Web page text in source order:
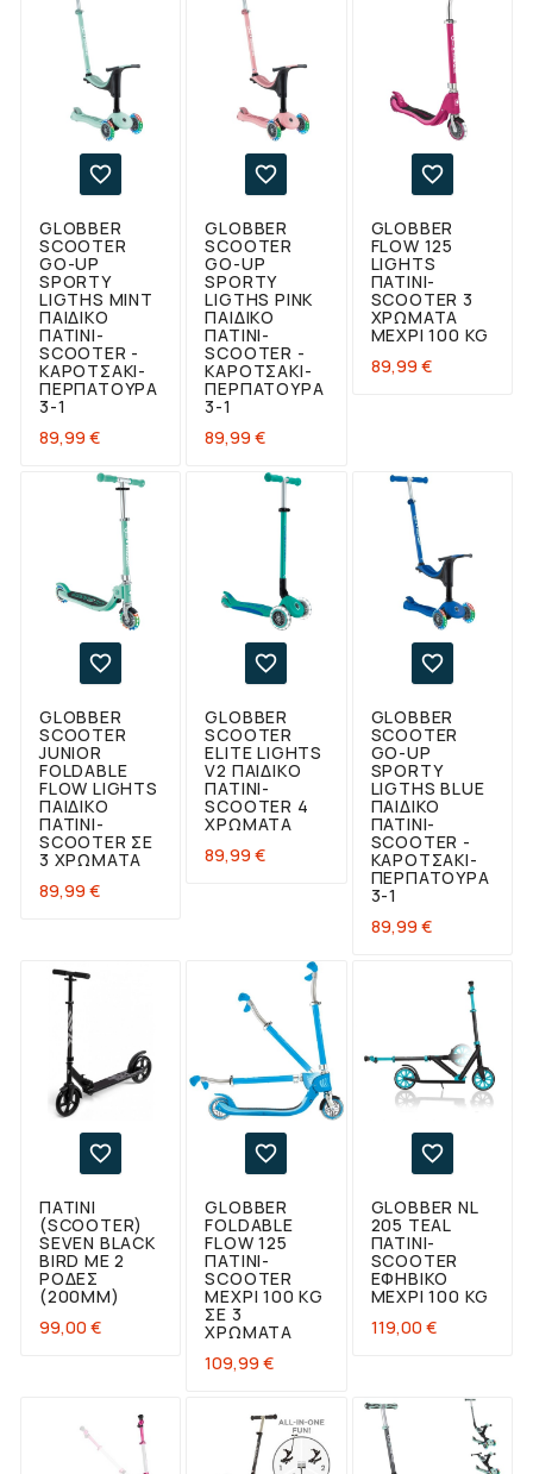

GLOBBER
SCOOTER
GO-UP
SPORTY
LIGTHS MINT
ΠΑΙΔΙΚΌ
ΠΑΤΊΝΙ-
SCOOTER -
ΚΑΡΟΤΣΆΚΙ-
ΠΕΡΠΑΤΟΎΡΑ
3-1
89,99 €

GLOBBER
SCOOTER
GO-UP
SPORTY
LIGTHS PINK
ΠΑΙΔΙΚΌ
ΠΑΤΊΝΙ-
SCOOTER -
ΚΑΡΟΤΣΆΚΙ-
ΠΕΡΠΑΤΟΎΡΑ
3-1
89,99 €

GLOBBER
FLOW 125
LIGHTS
ΠΑΤΊΝΙ-
SCOOTER 3
ΧΡΏΜΑΤΑ
ΜΈΧΡΙ 100 KG
89,99 €

GLOBBER
SCOOTER
JUNIOR
FOLDABLE
FLOW LIGHTS
ΠΑΙΔΙΚΌ
ΠΑΤΊΝΙ-
SCOOTER ΣΕ
3 ΧΡΏΜΑΤΑ
89,99 €

GLOBBER
SCOOTER
ELITE LIGHTS
V2 ΠΑΙΔΙΚΌ
ΠΑΤΊΝΙ-
SCOOTER 4
ΧΡΏΜΑΤΑ
89,99 €

GLOBBER
SCOOTER
GO-UP
SPORTY
LIGTHS BLUE
ΠΑΙΔΙΚΌ
ΠΑΤΊΝΙ-
SCOOTER -
ΚΑΡΟΤΣΆΚΙ-
ΠΕΡΠΑΤΟΎΡΑ
3-1
89,99 €

ΠΑΤΊΝΙ
(SCOOTER)
SEVEN BLACK
BIRD ΜΕ 2
ΡΌΔΕΣ
(200MM)
99,00 €

GLOBBER
FOLDABLE
FLOW 125
ΠΑΤΊΝΙ-
SCOOTER
ΜΈΧΡΙ 100 KG
ΣΕ 3
ΧΡΏΜΑΤΑ
109,99 €

GLOBBER NL
205 TEAL
ΠΑΤΊΝΙ-
SCOOTER
ΕΦΗΒΙΚΌ
ΜΈΧΡΙ 100 KG
119,00 €